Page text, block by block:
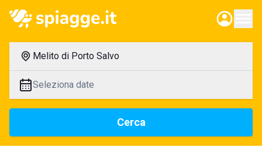
Melito di Porto Salvo
Seleziona date
Cerca